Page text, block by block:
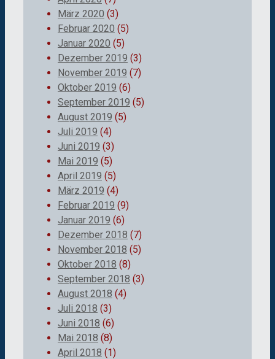
März 2020 (3)
Februar 2020 (5)
Januar 2020 (5)
Dezember 2019 (3)
November 2019 (7)
Oktober 2019 (6)
September 2019 (5)
August 2019 (5)
Juli 2019 (4)
Juni 2019 (3)
Mai 2019 (5)
April 2019 (5)
März 2019 (4)
Februar 2019 (9)
Januar 2019 (6)
Dezember 2018 (7)
November 2018 (5)
Oktober 2018 (8)
September 2018 (3)
August 2018 (4)
Juli 2018 (3)
Juni 2018 (6)
Mai 2018 (8)
April 2018 (1)